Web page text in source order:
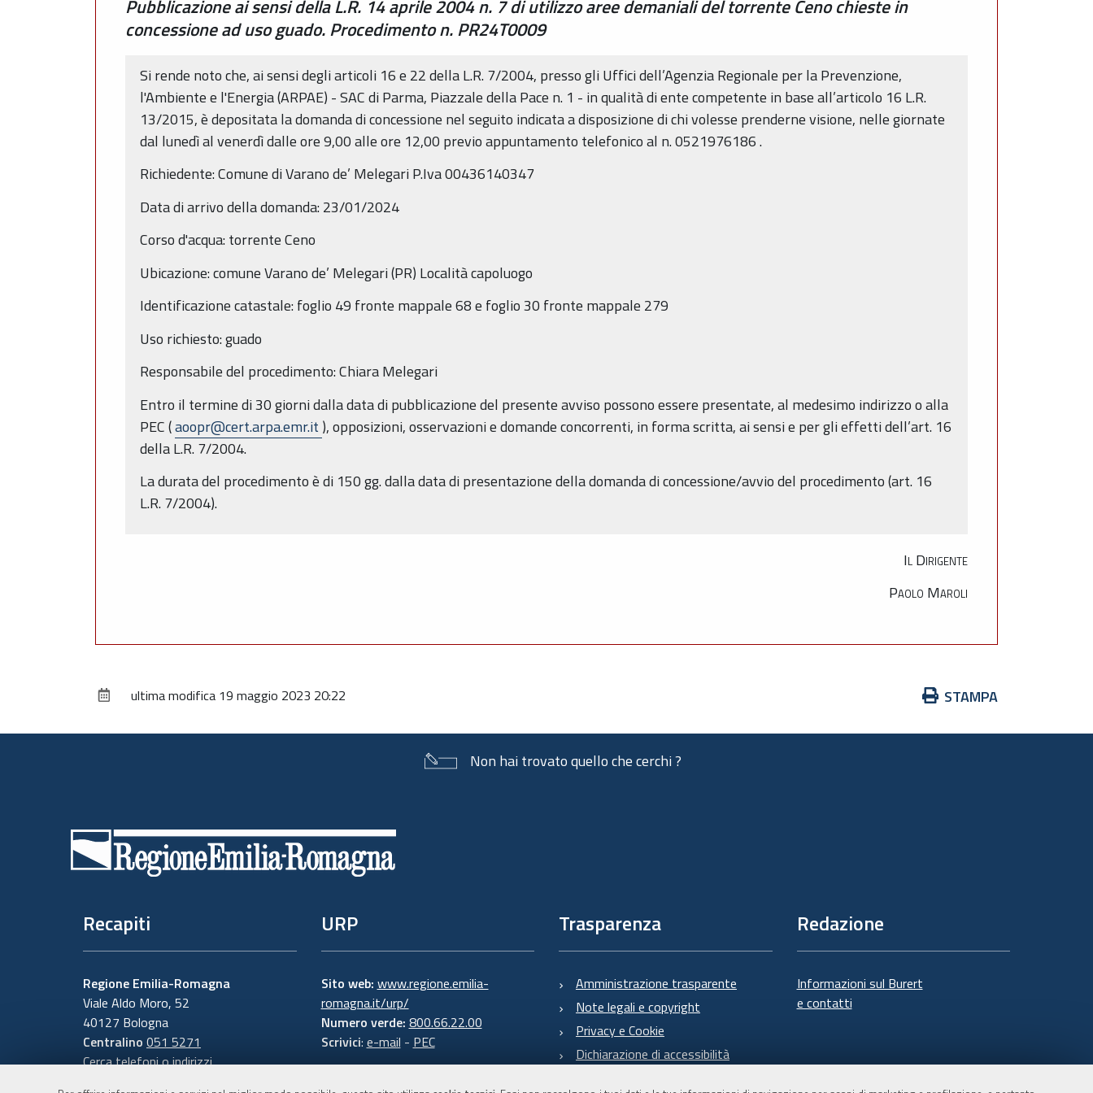
Pubblicazione ai sensi della L.R. 14 aprile 2004 n. 7 di utilizzo aree demaniali del torrente Ceno chieste in
concessione ad uso guado. Procedimento n. PR24T0009
Si rende noto che, ai sensi degli articoli 16 e 22 della L.R. 7/2004, presso gli Uffici dell’Agenzia Regionale per la Prevenzione,
l'Ambiente e l'Energia (ARPAE) - SAC di Parma, Piazzale della Pace n. 1 - in qualità di ente competente in base all’articolo 16 L.R.
13/2015, è depositata la domanda di concessione nel seguito indicata a disposizione di chi volesse prenderne visione, nelle giornate
dal lunedì al venerdì dalle ore 9,00 alle ore 12,00 previo appuntamento telefonico al n.0521976186.
Richiedente:Comune di Varano de’ MelegariP.Iva00436140347
Data di arrivo della domanda:23/01/2024
Corso d'acqua:torrente Ceno
Ubicazione: comuneVarano de’ Melegari(PR) Localitàcapoluogo
Identificazione catastale: foglio 49 fronte mappale68 e foglio 30 fronte mappale 279
Uso richiesto:guado
Responsabile del procedimento: Chiara Melegari
Entro il termine di 30 giorni dalla data di pubblicazione del presente avviso possono essere presentate, al medesimo indirizzo o alla
PEC (aoopr@cert.arpa.emr.it ), opposizioni, osservazioni e domande concorrenti, in forma scritta,ai sensi e per gli effetti dell’art. 16
della L.R. 7/2004.
La durata del procedimento è di 150 gg. dalla data di presentazione della domanda di concessione/avvio del procedimento (art. 16
L.R. 7/2004).
Il Dirigente
Paolo Maroli
Azioni
documento
STAMPA
ultima modifica 19 maggio 2023 20:22
Non hai trovato quello che cerchi ?
Recapiti
Regione Emilia-Romagna
Viale Aldo Moro, 52
40127 Bologna
Centralino 051 5271
Cerca telefoni o indirizzi
URP
Sito web: www.regione.emilia-
romagna.it/urp/
Numero verde: 800.66.22.00
Scrivici: e-mail - PEC
Trasparenza
Amministrazione trasparente
Note legali e copyright
Privacy e Cookie
Dichiarazione di accessibilità
Redazione
Informazioni sul Burert
e contatti